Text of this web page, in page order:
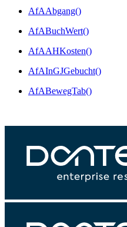
AfAAbgang()
AfABuchWert()
AfAAHKosten()
AfAInGJGebucht()
AfABewegTab()